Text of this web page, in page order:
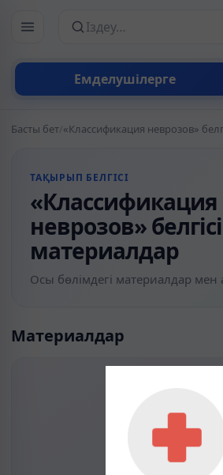
Емделушілерге
Сайттан іздеу
Басты бет/«Классификация неврозов»
ТАҚЫРЫП БЕЛГІСІ
«Классификация
неврозов»
материалдар
Осы бөлімдегі материалдар мен
Материалдар